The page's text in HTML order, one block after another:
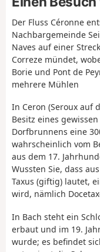
Der Fluss Céronne
Nachbargemeinde
Naves auf einer
Correze mündet,
Borie und Pont de
mehrere Mühlen
In Ceron (Seroux auf
Besitz eines
Dorfbrunnens eine
wahrscheinlich vom
aus dem 17.
Wussten Sie, dass
Taxus (giftig) lautet,
wird, nämlich
In Bach steht ein
erbaut und im 19.
wurde; es befindet